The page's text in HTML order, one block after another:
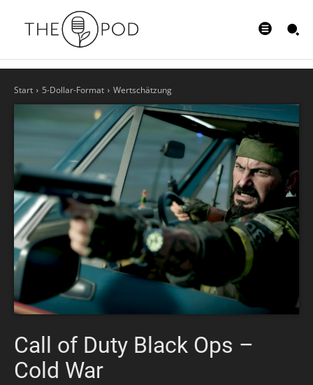
Start 5-Dollar-Format Wertschätzung
Call of Duty Black Ops –
Cold War